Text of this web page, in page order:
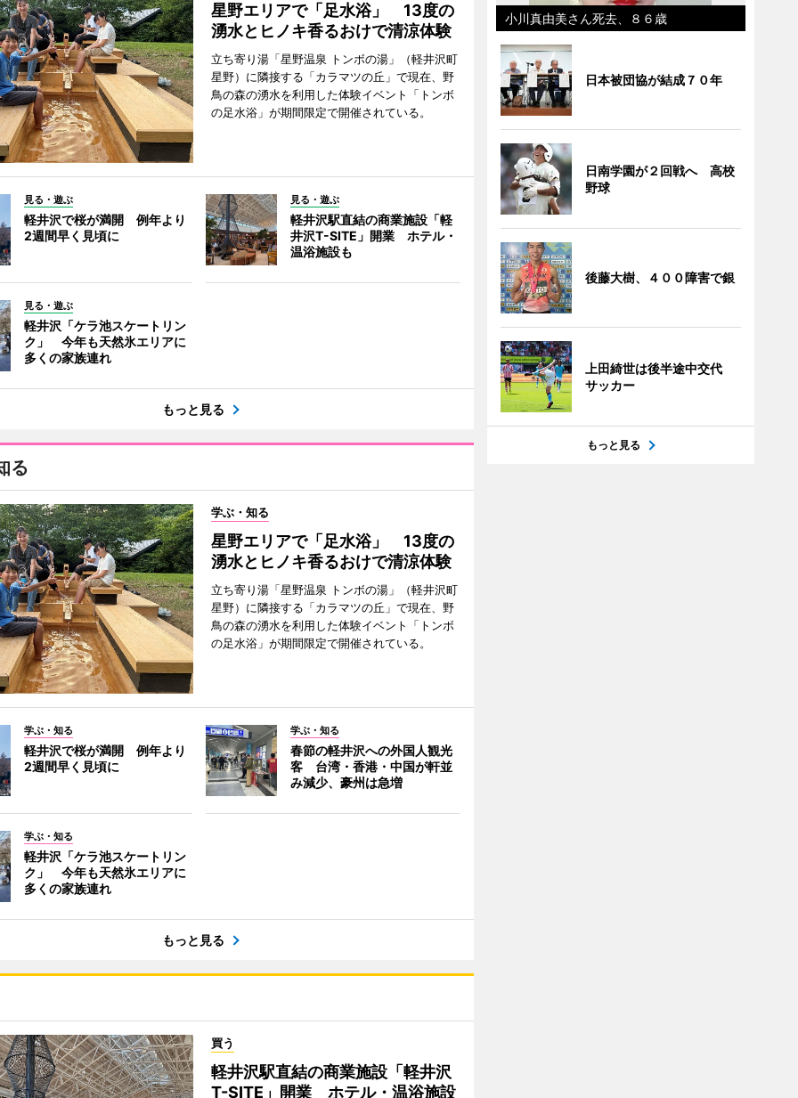
星野エリアで「足水浴」 13度の
湧水とヒノキ香るおけで清涼体験
立ち寄り湯「星野温泉 トンボの湯」（軽井沢町
星野）に隣接する「カラマツの丘」で現在、野
鳥の森の湧水を利用した体験イベント「トンボ
の足水浴」が期間限定で開催されている。
見る・遊ぶ
軽井沢で桜が満開 例年より
2週間早く見頃に
見る・遊ぶ
軽井沢駅直結の商業施設「軽
井沢T-SITE」開業 ホテル・
温浴施設も
見る・遊ぶ
軽井沢「ケラ池スケートリン
ク」 今年も天然氷エリアに
多くの家族連れ
もっと見る
る
学ぶ・知る
星野エリアで「足水浴」 13度の
湧水とヒノキ香るおけで清涼体験
立ち寄り湯「星野温泉 トンボの湯」（軽井沢町
星野）に隣接する「カラマツの丘」で現在、野
鳥の森の湧水を利用した体験イベント「トンボ
の足水浴」が期間限定で開催されている。
学ぶ・知る
軽井沢で桜が満開 例年より
2週間早く見頃に
学ぶ・知る
春節の軽井沢への外国人観光
客 台湾・香港・中国が軒並
み減少、豪州は急増
学ぶ・知る
軽井沢「ケラ池スケートリン
ク」 今年も天然氷エリアに
多くの家族連れ
もっと見る
買う
軽井沢駅直結の商業施設「軽井沢
T-SITE」開業 ホテル・温浴施設
小川真由美さん死去、８６歳
日本被団協が結成７０年
日南学園が２回戦へ 高校
野球
後藤大樹、４００障害で銀
上田綺世は後半途中交代
サッカー
もっと見る